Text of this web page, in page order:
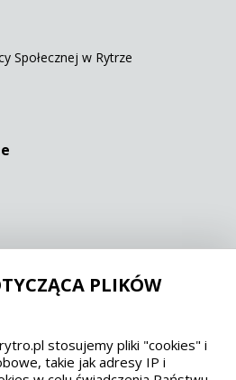
Społecznej w Rytrze
dostępności oraz W3C
508 EAA/EN 301549
PLIKÓW
stosujemy pliki "cookies" i
takie jak adresy IP i